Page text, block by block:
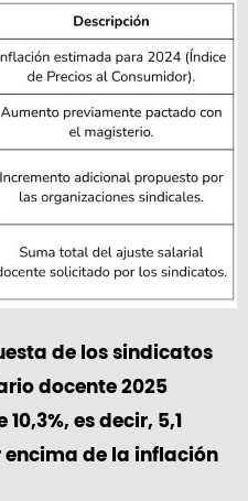
de los sindicatos
docente 2025
es decir, 5,1
de la inflación